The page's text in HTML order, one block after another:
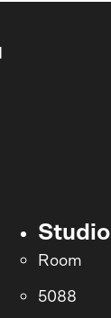
Studio
Room
5088